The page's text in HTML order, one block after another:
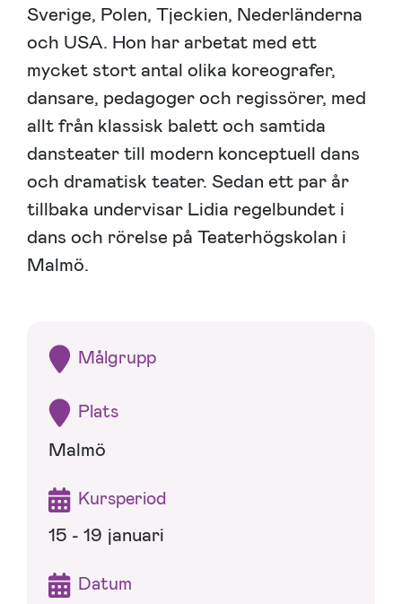
Sverige, Polen, Tjeckien, Nederländerna
och USA. Hon har arbetat med ett
mycket stort antal olika koreografer,
dansare, pedagoger och regissörer, med
allt från klassisk balett och samtida
dansteater till modern konceptuell dans
och dramatisk teater. Sedan ett par år
tillbaka undervisar Lidia regelbundet i
dans och rörelse på Teaterhögskolan i
Malmö.
Målgrupp
Plats
Malmö
Kursperiod
15 - 19 januari
Datum